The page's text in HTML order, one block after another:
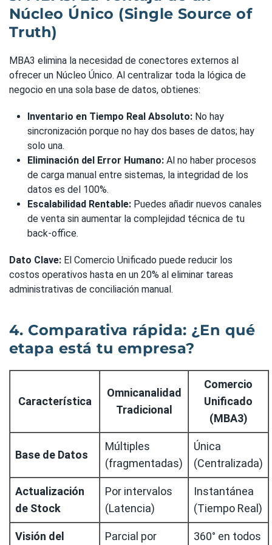
Núcleo Único (Single Source of
Truth)
MBA3 elimina la necesidad de conectores externos al
ofrecer un Núcleo Único. Al centralizar toda la lógica de
negocio en una sola base de datos, obtienes:
Inventario en Tiempo Real Absoluto: No hay
sincronización porque no hay dos bases de datos; hay
solo una.
Eliminación del Error Humano: Al no haber procesos
de carga manual entre sistemas, la integridad de los
datos es del 100%.
Escalabilidad Rentable: Puedes añadir nuevos canales
de venta sin aumentar la complejidad técnica de tu
back-office.
Dato Clave: El Comercio Unificado puede reducir los
costos operativos hasta en un 20% al eliminar tareas
administrativas de conciliación manual.
4. Comparativa rápida: ¿En qué
etapa está tu empresa?
Característica
Omnicanalidad
Tradicional
Comercio
Unificado
(MBA3)
Base de Datos
Múltiples
(fragmentadas)
Única
(Centralizada)
Actualización
de Stock
Por intervalos
(Latencia)
Instantánea
(Tiempo Real)
Visión del Parcial por 360° en todos